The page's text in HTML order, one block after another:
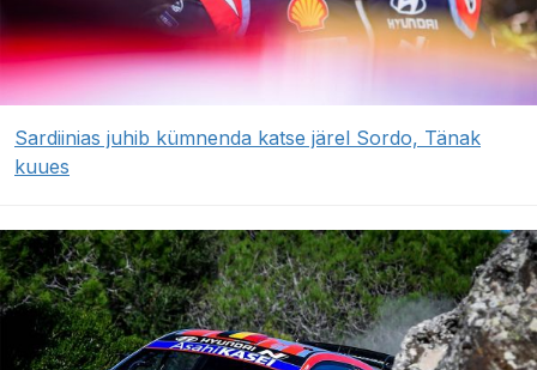
Sardiinias juhib kümnenda katse järel Sordo, Tänak
kuues